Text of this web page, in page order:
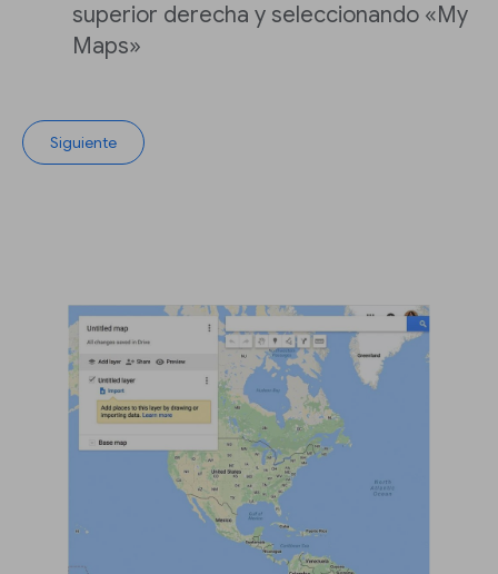
superior derecha y seleccionando «My
Maps»
Siguiente